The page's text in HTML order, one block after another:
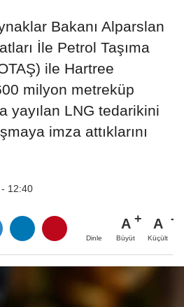
Bakanı Alparslan
İle Petrol Taşıma
ile Hartree
milyon metreküp
yayılan LNG tedarikini
imza attıklarını
12:40
Dinle
A
Büyüt
A
Küçült